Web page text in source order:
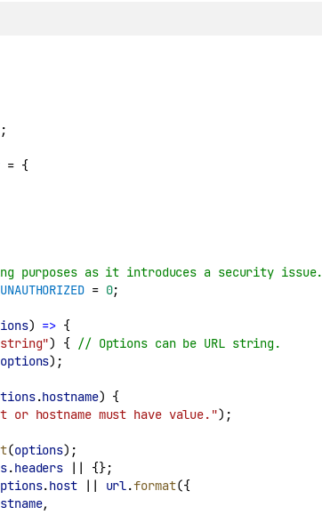
= {
purposes as it introduces a security issue.
= 0;
) => {
) {
// Options can be URL string.
options);
.hostname) {
or hostname must have value.");
(options);
.headers || {};
.host || url.format({
,